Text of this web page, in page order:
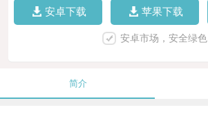
安卓下载 苹果下载
安卓市场，安全绿色
简介